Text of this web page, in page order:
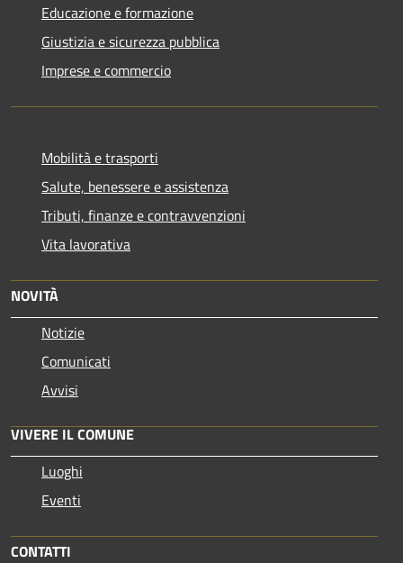
Educazione e formazione
Giustizia e sicurezza pubblica
Imprese e commercio
Mobilità e trasporti
Salute, benessere e assistenza
Tributi, finanze e contravvenzioni
Vita lavorativa
NOVITÀ
Notizie
Comunicati
Avvisi
VIVERE IL COMUNE
Luoghi
Eventi
CONTATTI